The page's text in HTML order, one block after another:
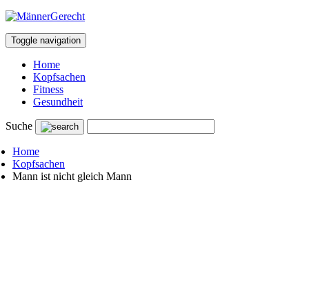
Toggle navigation
Home
Kopfsachen
Fitness
Gesundheit
Suche
Home
Kopfsachen
Mann ist nicht gleich Mann